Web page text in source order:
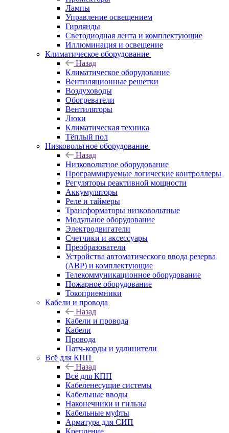
Лампы
Управление освещением
Гирлянды
Светодиодная лента и комплектующие
Иллюминация и освещение
Климатическое оборудование
Назад
Климатическое оборудование
Вентиляционные решетки
Воздуховоды
Обогреватели
Вентиляторы
Люки
Климатическая техника
Тёплый пол
Низковольтное оборудование
Назад
Низковольтное оборудование
Программируемые логические контроллеры
Регуляторы реактивной мощности
Аккумуляторы
Реле и таймеры
Трансформаторы низковольтные
Модульное оборудование
Электродвигатели
Счетчики и аксессуары
Преобразователи
Устройства автоматического ввода резерва
(АВР) и комплектующие
Телекоммуникационное оборудование
Пожарное оборудование
Токоприемники
Кабели и провода
Назад
Кабели и провода
Кабели
Провода
Патч-корды и удлинители
Всё для КПП
Назад
Всё для КПП
Кабеленесущие системы
Кабельные вводы
Наконечники и гильзы
Кабельные муфты
Арматура для СИП
Крепление